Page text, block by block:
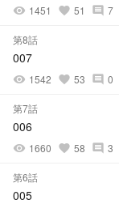
visibility 1451 favorite 51 comment 7
第8話
007
visibility 1542 favorite 53 comment 0
第7話
006
visibility 1660 favorite 58 comment 3
第6話
005